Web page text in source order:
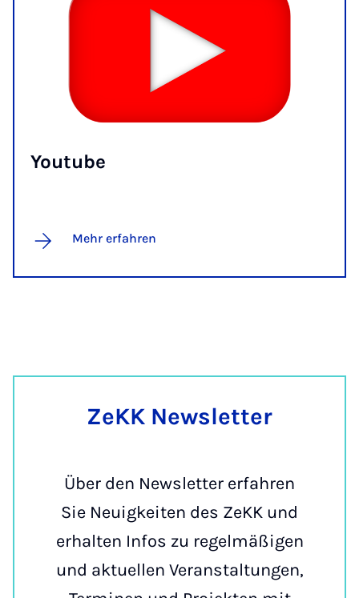
You­tube
Mehr erfahren
ZeKK Newslet­ter
Über den Newsletter erfahren
Sie Neuigkeiten des ZeKK und
erhalten Infos zu regelmäßigen
und aktuellen Veranstaltungen,